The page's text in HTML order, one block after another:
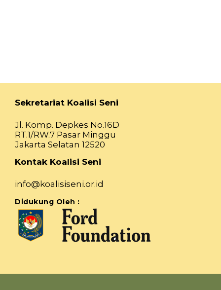
Sekretariat Koalisi Seni
Jl. Komp. Depkes No.16D
RT.1/RW.7 Pasar Minggu
Jakarta Selatan 12520
Kontak Koalisi Seni
info@koalisiseni.or.id
Didukung Oleh :